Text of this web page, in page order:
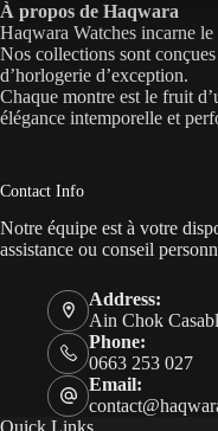
À propos de Haqwara
Haqwara Watches incarne
Nos collections sont
d’horlogerie d’exception.
Chaque montre est le fruit
élégance intemporelle et
Contact Info
Notre équipe est à votre
assistance ou conseil
Address:
Ain Chok
Phone:
0663 253 027
Email: